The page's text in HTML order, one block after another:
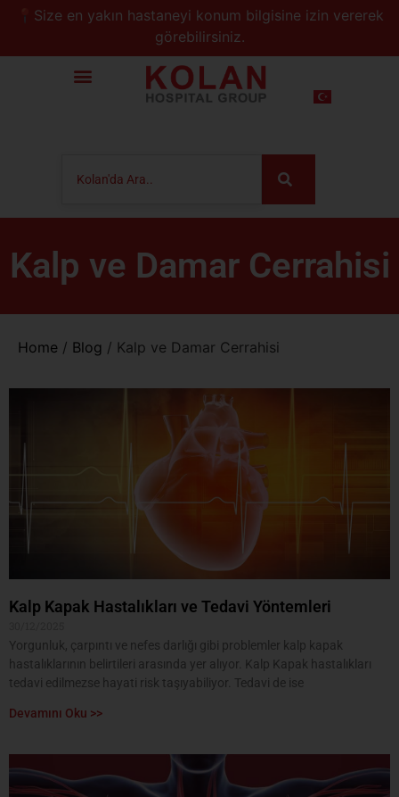
📍Size en yakın hastaneyi konum bilgisine izin vererek
görebilirsiniz.
Kalp ve Damar Cerrahisi
Home / Blog / Kalp ve Damar Cerrahisi
Kalp Kapak Hastalıkları ve Tedavi Yöntemleri
Yorgunluk, çarpıntı ve nefes darlığı gibi problemler kalp kapak
hastalıklarının belirtileri arasında yer alıyor. Kalp Kapak hastalıkları
tedavi edilmezse hayati risk taşıyabiliyor. Tedavi de ise
Devamını Oku >>